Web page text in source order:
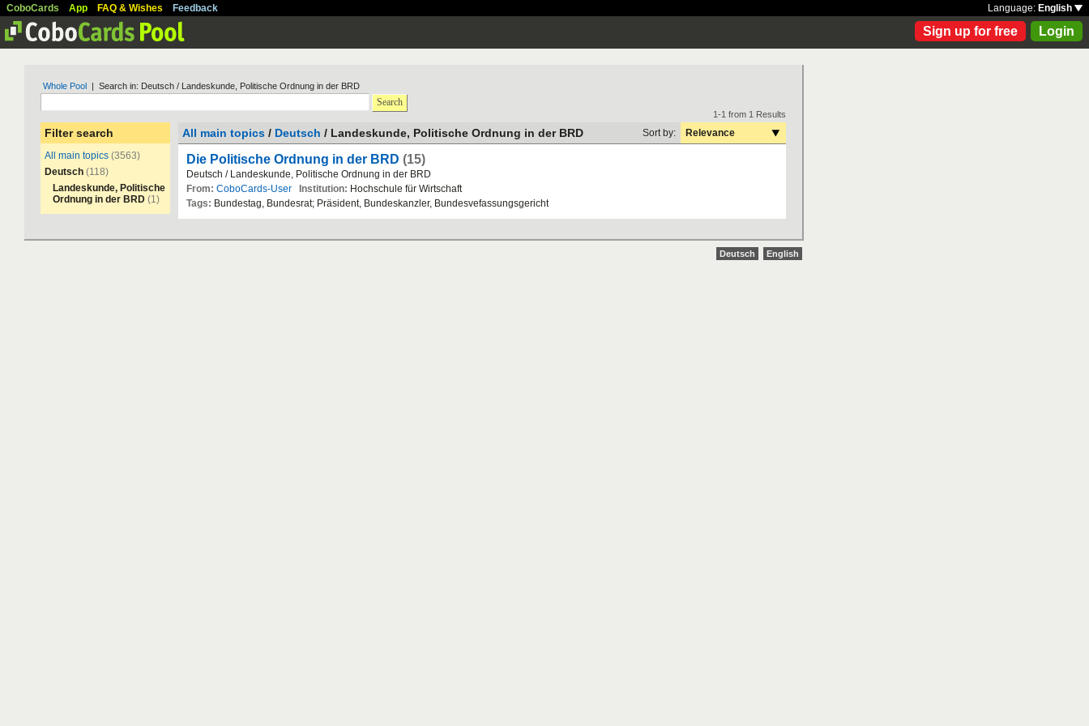
CoboCards App FAQ & Wishes Feedback Language: English
Sign up for free Login
Whole Pool | Search in: Deutsch / Landeskunde, Politische Ordnung in der BRD
Search
Filter search
All main topics (3563)
Deutsch (118)
Landeskunde, Politische
Ordnung in der BRD (1)
1-1 from 1 Results
All main topics / Deutsch / Landeskunde, Politische Ordnung in der BRD Sort by: Relevance
Die Politische Ordnung in der BRD (15)
Deutsch / Landeskunde, Politische Ordnung in der BRD
From: CoboCards-User Institution: Hochschule für Wirtschaft
Tags: Bundestag, Bundesrat; Präsident, Bundeskanzler, Bundesvefassungsgericht
Deutsch English